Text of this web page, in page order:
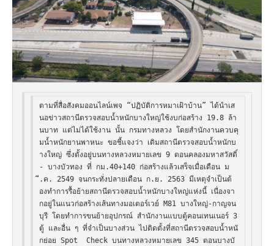
ตามที่สื่อสังคมออนไลน์เพจ “ปฏิบัติการหมาเฝ้าบ้าน” ได้นำเส
นอข่าวสถานีตรวจสอบน้ำหนักบางใหญ่ใช้งบก่อสร้าง 19.8 ล้า
นบาท แต่ไม่ได้ใช้งาน นั้น กรมทางหลวง โดยสำนักงานควบคุ
มน้ำหนักยานพาหนะ ขอชี้แจงว่า เดิมสถานีตรวจสอบน้ำหนักบ
างใหญ่ ซึ่งตั้งอยู่บนทางหลวงหมายเลข 9 ตอนคลองมหาสวัสดิ์
- บางบัวทอง ที่ กม.40+140 ก่อสร้างแล้วเสร็จเมื่อเดือน ม
ี.ค. 2549 จนกระทั่งปลายเดือน ก.ย. 2563 มีเหตุจำเป็นต้
องทำการรื้อย้ายสถานีตรวจสอบน้ำหนักบางใหญ่แห่งนี้ เนื่องจา
กอยู่ในแนวก่อสร้างเส้นทางมอเตอร์เวย์ M81 บางใหญ่-กาญจน
บุรี โดยทำการขนย้ายอุปกรณ์ สำนักงานแบบตู้คอนเทนเนอร์ 3
ตู้ และอื่น ๆ ที่จำเป็นบางส่วน ไปติดตั้งที่สถานีตรวจสอบน้ำหนั
กย่อย Spot  Check บนทางหลวงหมายเลข 345 ตอนบางบั